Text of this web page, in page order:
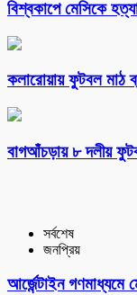
বিশ্বকাপে মেসিকে
কলারোয়ায় ফুটবল মাঠ
বাগআঁচড়ায় ৮ দলীয়
সর্বশেষ
জনপ্রিয়
আর্জেন্টাইন গণমাধ্যমে